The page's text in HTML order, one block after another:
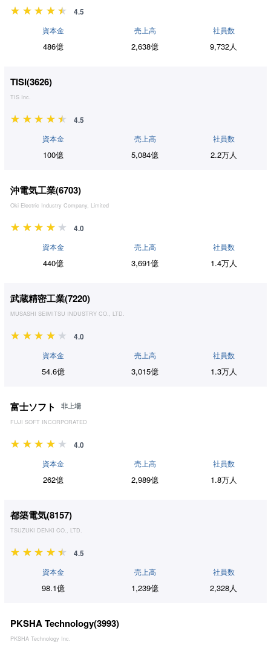
4.5
資本金
486億
売上高
2,638億
社員数
9,732人
TISI(3626)
TIS Inc.
4.5
資本金
100億
売上高
5,084億
社員数
2.2万人
沖電気工業(6703)
Oki Electric Industry Company, Limited
4.0
資本金
440億
売上高
3,691億
社員数
1.4万人
武蔵精密工業(7220)
MUSASHI SEIMITSU INDUSTRY CO., LTD.
4.0
資本金
54.6億
売上高
3,015億
社員数
1.3万人
富士ソフト 非上場
FUJI SOFT INCORPORATED
4.0
資本金
262億
売上高
2,989億
社員数
1.8万人
都築電気(8157)
TSUZUKI DENKI CO., LTD.
4.5
資本金
98.1億
売上高
1,239億
社員数
2,328人
PKSHA Technology(3993)
PKSHA Technology Inc.